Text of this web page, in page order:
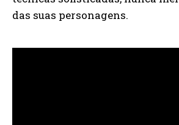
das suas personagens.